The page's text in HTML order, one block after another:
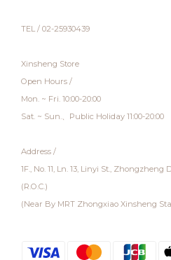
TEL / 02-25930439
Xinsheng Store
Open Hours /
Mon. ~ Fri. 10:00-20:00
Sat. ~ Sun.、Public Holiday 11:00-20:00
Address /
1F., No. 11, Ln. 13, Linyi St., Zhongzheng
(R.O.C.)
(Near By MRT Zhongxiao Xinsheng